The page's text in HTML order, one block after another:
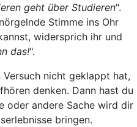
geht über Studieren".
Stimme ins Ohr
widersprich ihr und
das!".
nicht geklappt hat,
denken. Dann hast du
oder andere Sache wird dir
bringen.